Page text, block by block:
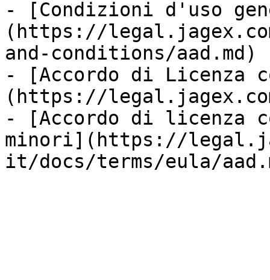
- [Condizioni d'uso
(https://
and-conditions/aad.md)
- [Accordo di Licenza
(https://
- [Accordo di licenza
minori](https://